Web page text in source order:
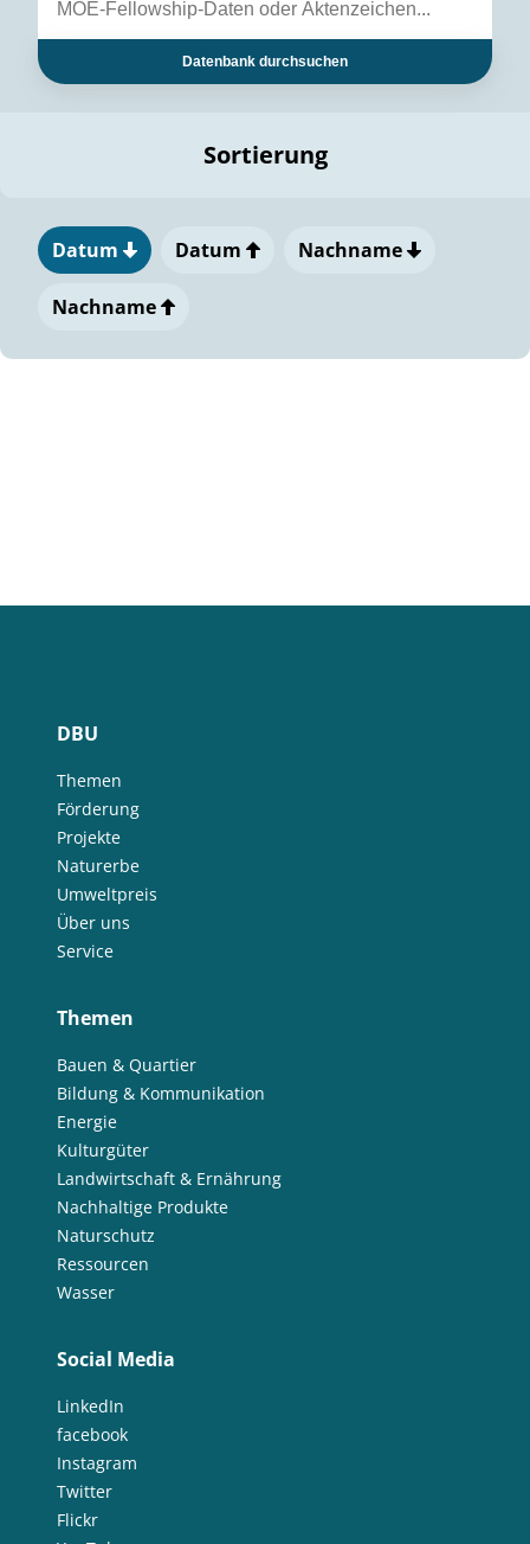
Datenbank durchsuchen
Sortierung
Datum Datum Nachname
Nachname
DBU
Themen
Förderung
Projekte
Naturerbe
Umweltpreis
Über uns
Service
Themen
Bauen & Quartier
Bildung & Kommunikation
Energie
Kulturgüter
Landwirtschaft & Ernährung
Nachhaltige Produkte
Naturschutz
Ressourcen
Wasser
Social Media
LinkedIn
facebook
Instagram
Twitter
Flickr